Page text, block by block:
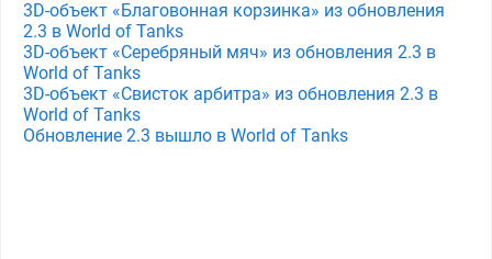
3D-объект «Благовонная корзинка» из обновления
2.3 в World of Tanks
3D-объект «Серебряный мяч» из обновления 2.3 в
World of Tanks
3D-объект «Свисток арбитра» из обновления 2.3 в
World of Tanks
Обновление 2.3 вышло в World of Tanks